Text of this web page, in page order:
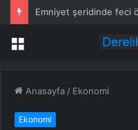
Menü
Anasayfa / Ekonomi
Ekonomi